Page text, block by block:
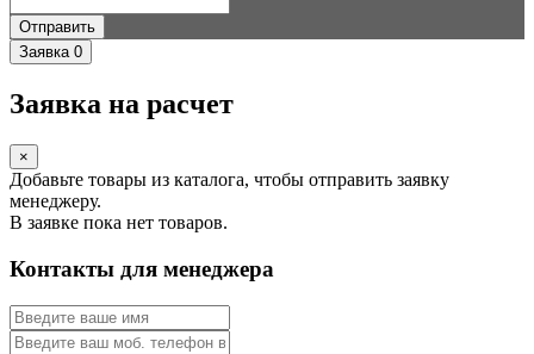
Отправить
Заявка 0
Заявка на расчет
×
Добавьте товары из каталога, чтобы отправить заявку
менеджеру.
В заявке пока нет товаров.
Контакты для менеджера